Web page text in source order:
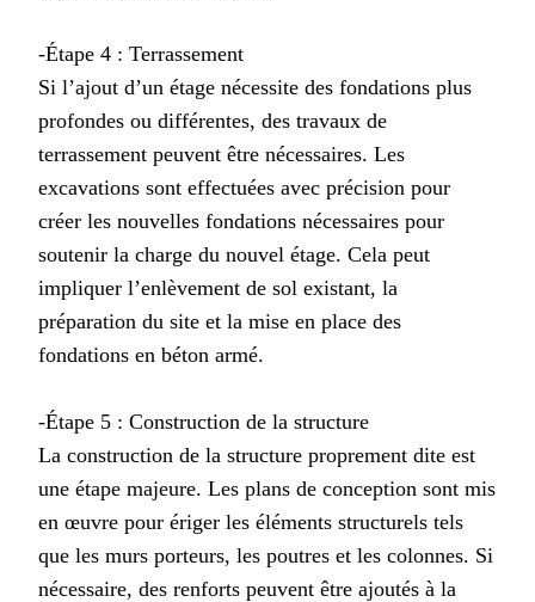
-Étape 4 : Terrassement
Si l’ajout d’un étage nécessite des fondations plus
profondes ou différentes, des travaux de
terrassement peuvent être nécessaires. Les
excavations sont effectuées avec précision pour
créer les nouvelles fondations nécessaires pour
soutenir la charge du nouvel étage. Cela peut
impliquer l’enlèvement de sol existant, la
préparation du site et la mise en place des
fondations en béton armé.
-Étape 5 : Construction de la structure
La construction de la structure proprement dite est
une étape majeure. Les plans de conception sont mis
en œuvre pour ériger les éléments structurels tels
que les murs porteurs, les poutres et les colonnes. Si
nécessaire, des renforts peuvent être ajoutés à la